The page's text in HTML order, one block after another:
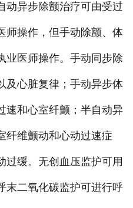
动异步除颤治疗可由受过
师操作，但手动除颤、体
业医师操作。手动同步除
及心脏复律；手动异步体
速和心室纤颤；半自动异
纤维颤动和心动过速症
过缓。无创血压监护可用
末二氧化碳监护可进行呼